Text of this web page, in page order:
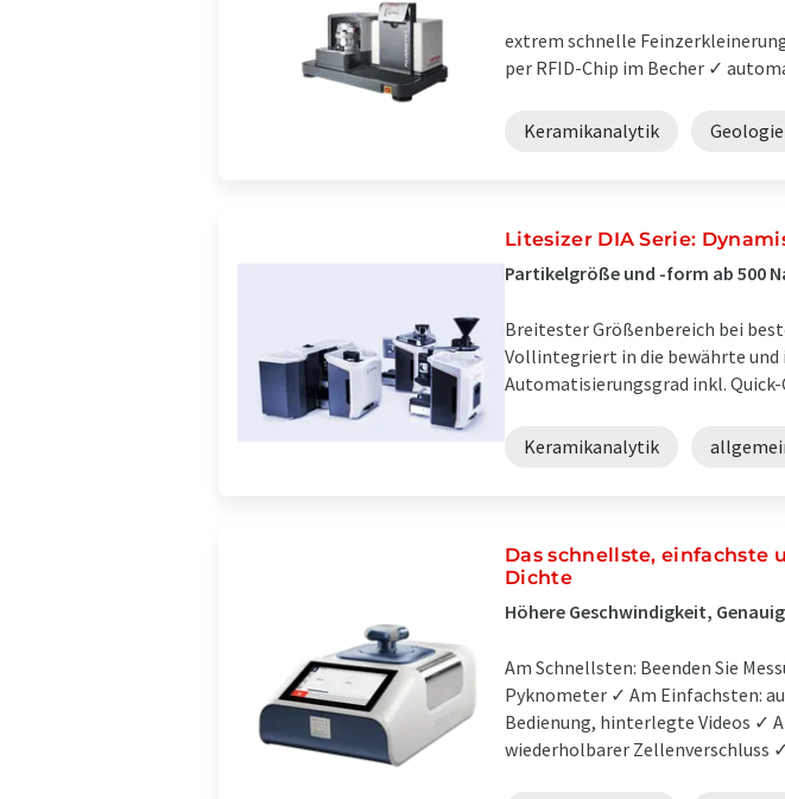
extrem schnelle
per RFID-Chip im Becher ✓
Keramikanalytik Geologie
Litesizer DIA Serie:
Partikelgröße und -form ab 500
Breitester Größenbereich bei
Vollintegriert in die bewährte
Automatisierungsgrad inkl.
Keramikanalytik
Das schnellste, einfachste
Dichte
Höhere Geschwindigkeit,
Am Schnellsten: Beenden Sie
Pyknometer ✓ Am Einfachsten:
Bedienung, hinterlegte Videos ✓
wiederholbarer Zellenverschluss